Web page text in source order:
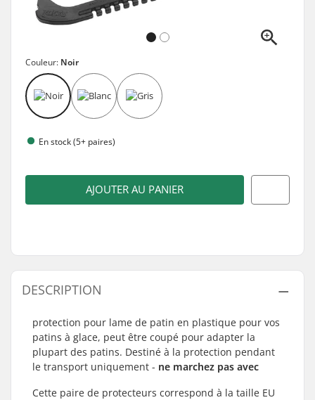
Couleur: Noir
En stock (5+ paires)
AJOUTER AU PANIER
DESCRIPTION
protection pour lame de patin en plastique pour vos
patins à glace, peut être coupé pour adapter la
plupart des patins. Destiné à la protection pendant
le transport uniquement - ne marchez pas avec
Cette paire de protecteurs correspond à la taille EU